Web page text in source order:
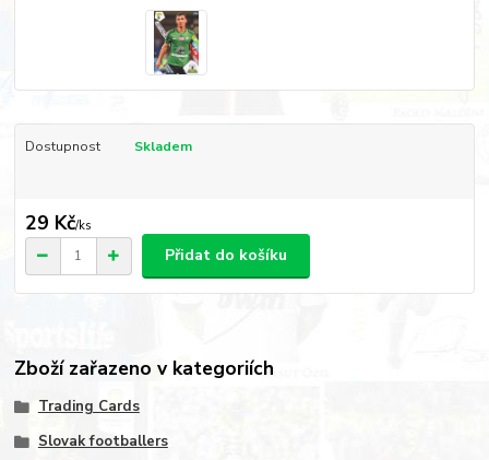
Dostupnost Skladem
29 Kč/ks
Přidat do košíku
Zboží zařazeno v kategoriích
Trading Cards
Slovak footballers